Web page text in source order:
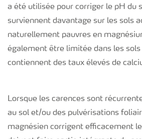
a été utilisée pour corriger le pH du
surviennent davantage sur les sols
naturellement pauvres en
également être limitée dans les sols
contiennent des taux élevés de
Lorsque les carences sont
au sol et/ou des pulvérisations
magnésien corrigent efficacement